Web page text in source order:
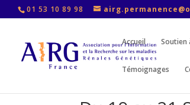
01 53 10 89 98
Accueil Soutien
Témoignages